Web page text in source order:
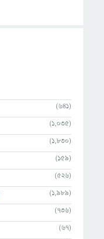
(641)
(1,035)
(1,830)
(159)
(526)
(1,989)
(736)
(67)